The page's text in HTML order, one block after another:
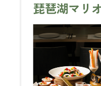
琵琶湖マリ